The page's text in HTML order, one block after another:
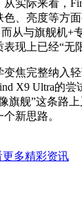
实际来看，
、亮度等方
从与旗舰机+
现上已经“无
焦完整纳入
X9 Ultra的尝
旗舰”这条路
新思路。
多精彩资讯